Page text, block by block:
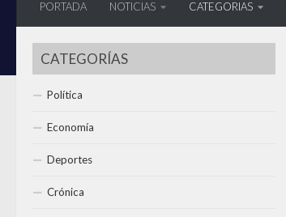
PORTADA NOTICIAS CATEGORIAS
CATEGORÍAS
Política
Economía
Deportes
Crónica